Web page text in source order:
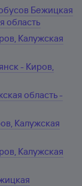
Бежицкая
область
Калужская
- Киров,
область -
Калужская
Калужская